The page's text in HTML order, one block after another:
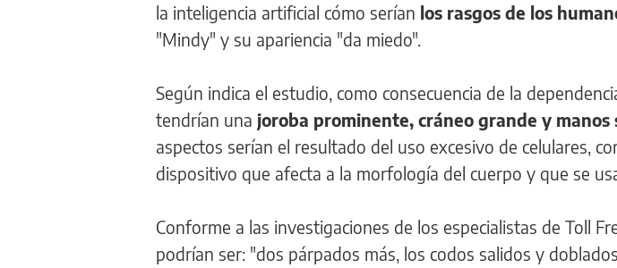
la inteligencia artificial cómo serían los rasgos de los
"Mindy" y su apariencia "da miedo".
Según indica el estudio, como consecuencia de la
tendrían una joroba prominente, cráneo grande y manos
aspectos serían el resultado del uso excesivo de celulares,
dispositivo que afecta a la morfología del cuerpo y que se
Conforme a las investigaciones de los especialistas de Toll
podrían ser: "dos párpados más, los codos salidos y